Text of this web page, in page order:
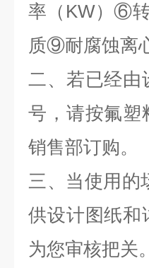
率（KW）⑥
质⑨耐腐蚀离
二、若已经由
号，请按氟塑
销售部订购。
三、当使用的
供设计图纸和
为您审核把关。